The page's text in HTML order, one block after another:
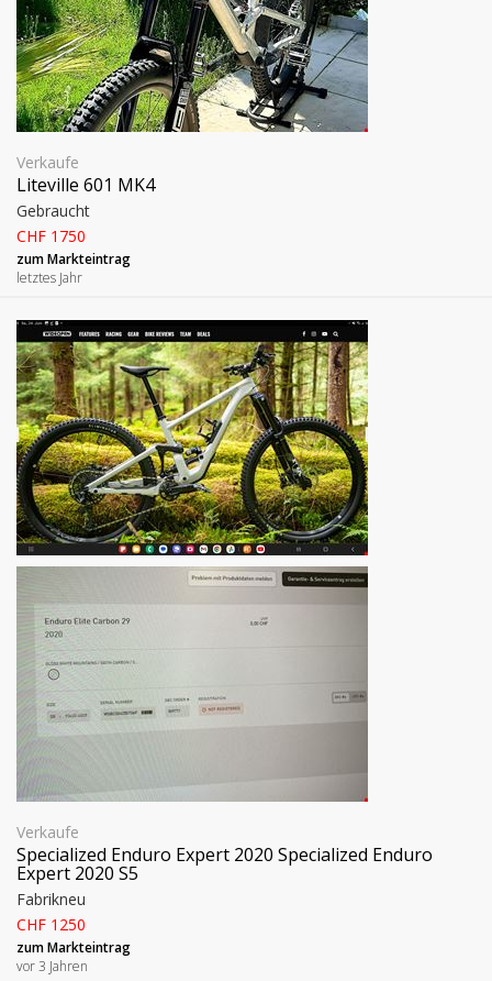
Verkaufe
Liteville 601 MK4
Gebraucht
CHF 1750
zum Markteintrag
letztes Jahr
Verkaufe
Specialized Enduro Expert 2020 Specialized Enduro
Expert 2020 S5
Fabrikneu
CHF 1250
zum Markteintrag
vor 3 Jahren